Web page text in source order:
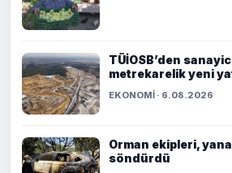
TÜİOSB’den
metrekarelik yeni
EKONOMİ · 6.08.2026
Orman ekipleri,
söndürdü